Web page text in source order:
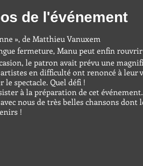
de l'événement
», de Matthieu Vanuxem
fermeture, Manu peut enfin
le patron avait prévu une
en difficulté ont renoncé à leur
le spectacle. Quel défi !
à la préparation de cet
nous de très belles chansons
!